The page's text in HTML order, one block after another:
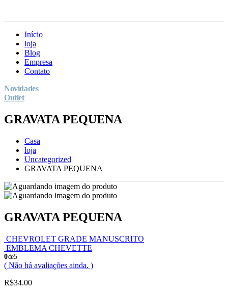
Início
loja
Blog
Empresa
Contato
Novidades
Outlet
GRAVATA PEQUENA
Casa
loja
Uncategorized
GRAVATA PEQUENA
GRAVATA PEQUENA
CHEVROLET GRADE MANUSCRITO
EMBLEMA CHEVETTE
0de 5
( Não há avaliações ainda. )
R$34.00